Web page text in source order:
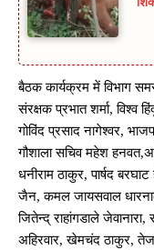
बैठक कार्यक्रम में विभाग
संरक्षक प्रभात शर्मा, विश्व
गोविंद प्रसाद नागेश्वर,
गौशाला सचिव महेश
धनीराम ठाकुर, पार्षद
जैन, कमल जायसवाल
जितेन्द् राहांगडाले
अहिरवार, खेमचंद ठाकुर,